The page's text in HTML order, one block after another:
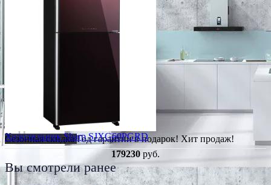
Сезонная скидкаГод гарантии в подарок! Хит продаж!
Холодильник Sharp SJXG60PGRD
179230 руб.
Вы смотрели ранее